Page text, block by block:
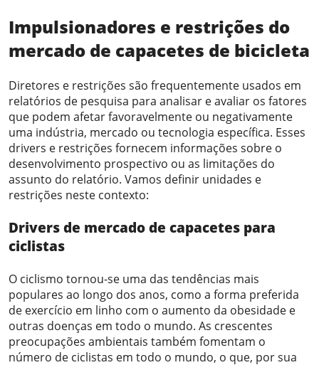
Impulsionadores e restrições do
mercado de capacetes de bicicleta
Diretores e restrições são frequentemente usados ​​em
relatórios de pesquisa para analisar e avaliar os fatores
que podem afetar favoravelmente ou negativamente
uma indústria, mercado ou tecnologia específica. Esses
drivers e restrições fornecem informações sobre o
desenvolvimento prospectivo ou as limitações do
assunto do relatório. Vamos definir unidades e
restrições neste contexto:
Drivers de mercado de capacetes para
ciclistas
O ciclismo tornou-se uma das tendências mais
populares ao longo dos anos, como a forma preferida
de exercício em linho com o aumento da obesidade e
outras doenças em todo o mundo. As crescentes
preocupações ambientais também fomentam o
número de ciclistas em todo o mundo, o que, por sua